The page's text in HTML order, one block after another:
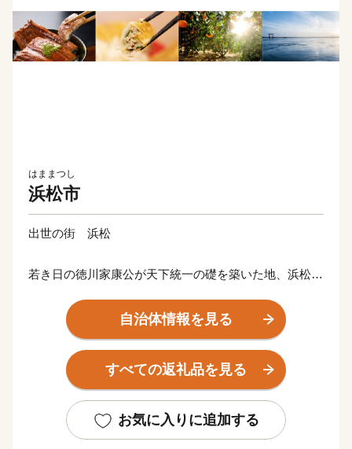
はままつし
浜松市
出世の街 浜松
若き日の徳川家康公が天下統一の礎を築いた地、浜松。
出世しました。
近代では、世界的な研究者や技術者、音楽家や芸術家を
輩出したほか、世界に名高い多くの企業が、浜松から生
まれています。
浜松市は東京と大阪のほぼ中央に位置する、人口約80万
人の政令指定都市。北は天竜の美林、南は遠州灘、西は
自治体情報を見る
すべての返礼品を見る
お気に入りに追加する